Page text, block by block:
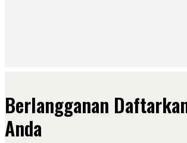
Berlangganan
Anda